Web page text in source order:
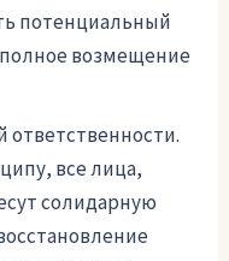
потенциальный
возмещение
все лица,
солидарную